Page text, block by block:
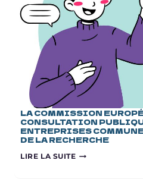
LA COMMISSION
CONSULTATION
ENTREPRISES
DE LA RECHERCHE
LIRE LA SUITE
LA